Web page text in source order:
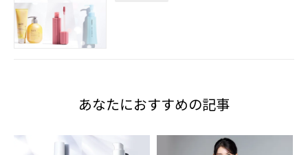
あなたにおすすめの記事